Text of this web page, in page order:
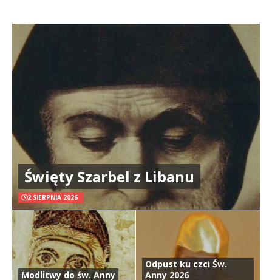
Święty Szarbel z Libanu
2 SIERPNIA 2026
Modlitwy do św. Anny
Odpust ku czci Św.
Anny 2026